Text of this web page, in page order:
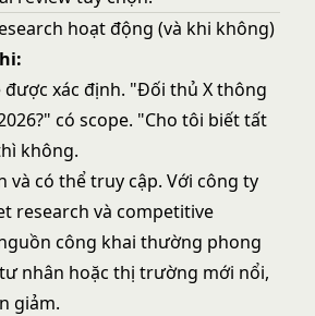
hoạt động (và khi không)
được xác định. "Đối thủ X thông
có scope. "Cho tôi biết tất
không.
và có thể truy cập. Với công ty
research và competitive
công khai thường phong
nhân hoặc thị trường mới nổi,
giảm.